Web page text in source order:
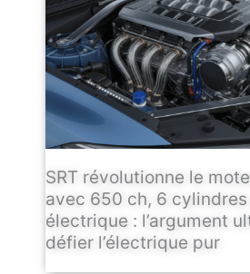
SRT révolutionne le
avec 650 ch, 6
électrique : l’argument
défier l’électrique pur